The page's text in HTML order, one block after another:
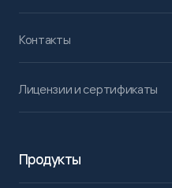
Контакты
Лицензии и сертификаты
Продукты